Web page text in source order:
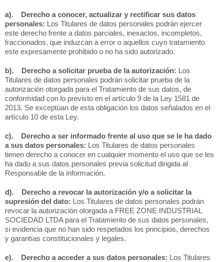
a). Derecho a conocer, actualizar y rectificar sus datos
personales: Los Titulares de datos personales podrán ejercer
este derecho frente a datos parciales, inexactos, incompletos,
fraccionados, que induzcan a error o aquellos cuyo tratamiento
este expresamente prohibido o no ha sido autorizado.
b). Derecho a solicitar prueba de la autorización: Los
Titulares de datos personales podrán solicitar prueba de la
autorización otorgada para el Tratamiento de sus datos, de
conformidad con lo previsto en el artículo 9 de la Ley 1581 de
2013. Se exceptúan de esta obligación los datos señalados en el
artículo 10 de esta Ley.
c). Derecho a ser informado frente al uso que se le ha dado
a sus datos personales: Los Titulares de datos personales
tienen derecho a conocer en cualquier momento el uso que se les
ha dado a sus datos personales previa solicitud dirigida al
Responsable de la información.
d). Derecho a revocar la autorización y/o a solicitar la
supresión del dato: Los Titulares de datos personales podrán
revocar la autorización otorgada a FREE ZONE INDUSTRIAL
SOCIEDAD LTDA para el Tratamiento de sus datos personales,
si evidencia que no han sido respetados los principios, derechos
y garantías constitucionales y legales.
e). Derecho a acceder a sus datos personales: Los Titulares